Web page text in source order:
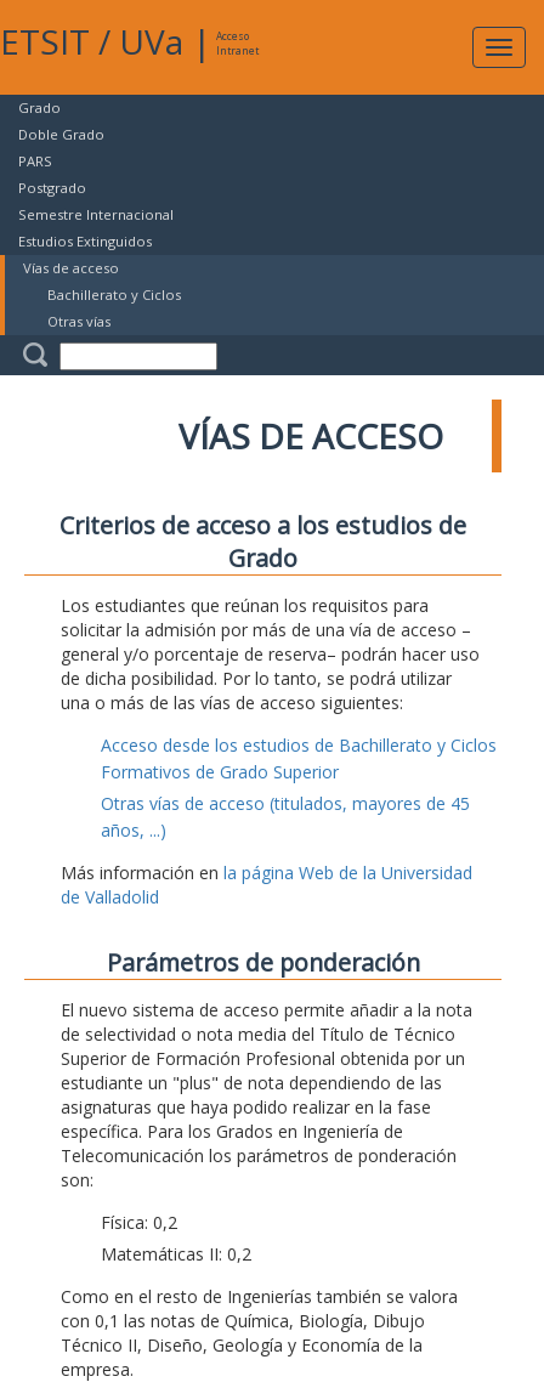
ETSIT / UVa |
Acceso
Intranet
Grado
Doble Grado
PARS
Postgrado
Semestre Internacional
Estudios Extinguidos
Vías de acceso
Bachillerato y Ciclos
Otras vías
VÍAS DE ACCESO
Criterios de acceso a los estudios de
Grado
Los estudiantes que reúnan los requisitos para
solicitar la admisión por más de una vía de acceso –
general y/o porcentaje de reserva– podrán hacer uso
de dicha posibilidad. Por lo tanto, se podrá utilizar
una o más de las vías de acceso siguientes:
Acceso desde los estudios de Bachillerato y Ciclos
Formativos de Grado Superior
Otras vías de acceso (titulados, mayores de 45
años, ...)
Más información en la página Web de la Universidad
de Valladolid
Parámetros de ponderación
El nuevo sistema de acceso permite añadir a la nota
de selectividad o nota media del Título de Técnico
Superior de Formación Profesional obtenida por un
estudiante un "plus" de nota dependiendo de las
asignaturas que haya podido realizar en la fase
específica. Para los Grados en Ingeniería de
Telecomunicación los parámetros de ponderación
son:
Física: 0,2
Matemáticas II: 0,2
Como en el resto de Ingenierías también se valora
con 0,1 las notas de Química, Biología, Dibujo
Técnico II, Diseño, Geología y Economía de la
empresa.